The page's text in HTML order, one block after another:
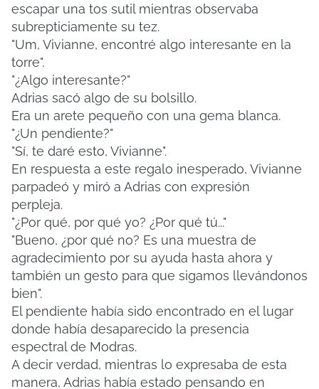
escapar una tos sutil mientras observaba
subrepticiamente su tez.
"Um, Vivianne, encontré algo interesante en la
torre".
"¿Algo interesante?"
Adrias sacó algo de su bolsillo.
Era un arete pequeño con una gema blanca.
"¿Un pendiente?"
"Sí, te daré esto, Vivianne".
En respuesta a este regalo inesperado, Vivianne
parpadeó y miró a Adrias con expresión
perpleja.
"¿Por qué, por qué yo? ¿Por qué tú..."
"Bueno, ¿por qué no? Es una muestra de
agradecimiento por su ayuda hasta ahora y
también un gesto para que sigamos llevándonos
bien".
El pendiente había sido encontrado en el lugar
donde había desaparecido la presencia
espectral de Modras.
A decir verdad, mientras lo expresaba de esta
manera, Adrias había estado pensando en